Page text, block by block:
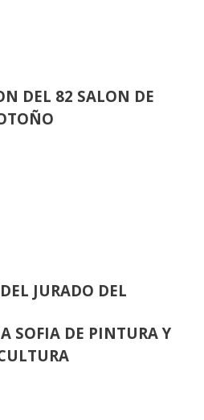
DEL 82 SALON DE
JURADO DEL
SOFIA DE PINTURA Y